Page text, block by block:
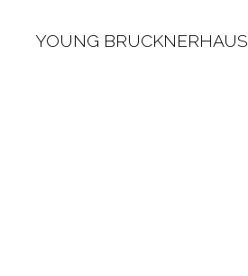
YOUNG BRUCKNERHAUS